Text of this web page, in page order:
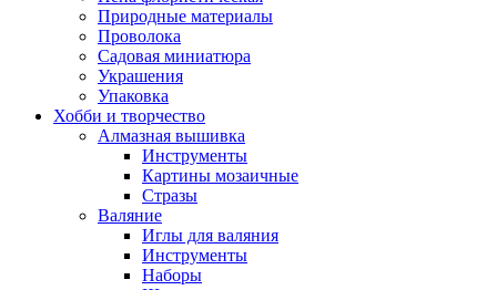
Природные материалы
Проволока
Садовая миниатюра
Украшения
Упаковка
Хобби и творчество
Алмазная вышивка
Инструменты
Картины мозаичные
Стразы
Валяние
Иглы для валяния
Инструменты
Наборы